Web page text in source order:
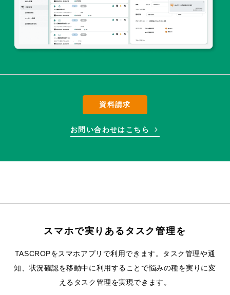
資料請求
お問い合わせはこちら
スマホで実りあるタスク管理を
TASCROPをスマホアプリで利用できます。
タスク管理や通
知、状況確認を移動中に利用することで悩みの種を実りに変
えるタスク管理を実現できます。